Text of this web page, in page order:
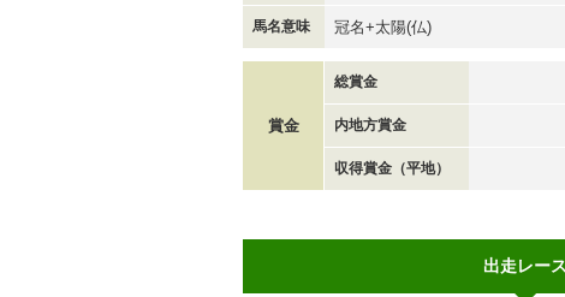
馬名意味 冠名+太陽(仏)
賞金
総賞金
内地方賞金
収得賞金（平地）
出走レース